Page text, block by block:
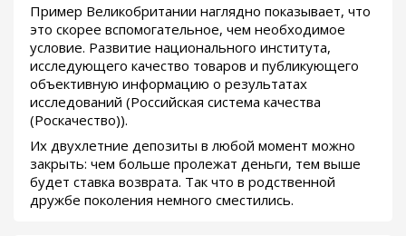
Пример Великобритании наглядно показывает, что
это скорее вспомогательное, чем необходимое
условие. Развитие национального института,
исследующего качество товаров и публикующего
объективную информацию о результатах
исследований (Российская система качества
(Роскачество)).
Их двухлетние депозиты в любой момент можно
закрыть: чем больше пролежат деньги, тем выше
будет ставка возврата. Так что в родственной
дружбе поколения немного сместились.